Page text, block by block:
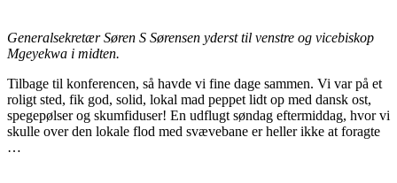
Generalsekretær Søren S Sørensen yderst til venstre og vicebiskop
Mgeyekwa i midten.
Tilbage til konferencen, så havde vi fine dage sammen. Vi var på et
roligt sted, fik god, solid, lokal mad peppet lidt op med dansk ost,
spegepølser og skumfiduser! En udflugt søndag eftermiddag, hvor vi
skulle over den lokale flod med svævebane er heller ikke at foragte
…